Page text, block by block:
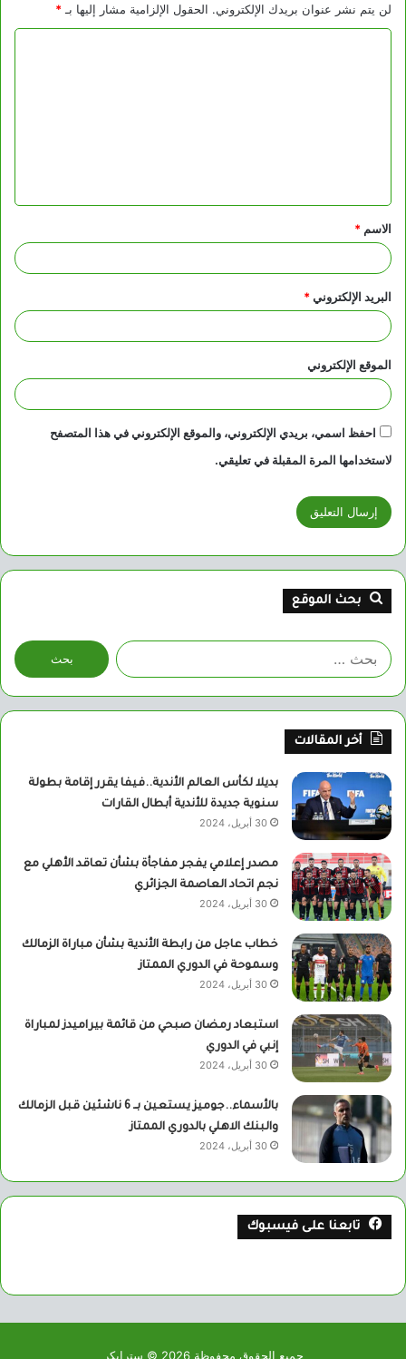
لن يتم نشر عنوان بريدك الإلكتروني. الحقول الإلزامية مشار إليها بـ *
ق
*
الاسم *
البريد الإلكتروني*
الموقع الإلكتروني
احفظ اسمي، بريدي الإلكتروني، والموقع الإلكتروني في هذا المتصفح
لاستخدامها المرة المقبلة في تعليقي.
بحث الموقع
البحث
عن:
أخر المقالات
بديلا لكأس العالم الأندية..فيفا يقرر إقامة بطولة
سنوية جديدة للأندية أبطال القارات
30 أبريل، 2024
مصدر إعلامي يفجر مفاجأة بشأن تعاقد الأهلي مع
نجم اتحاد العاصمة الجزائري
30 أبريل، 2024
خطاب عاجل من رابطة الأندية بشأن مباراة الزمالك
وسموحة في الدوري الممتاز
30 أبريل، 2024
استبعاد رمضان صبحي من قائمة بيراميدز لمباراة
إنبي في الدوري
30 أبريل، 2024
بالأسماء..جوميز يستعين بــ 6 ناشئين قبل الزمالك
والبنك الاهلي بالدوري الممتاز
30 أبريل، 2024
تابعنا على فيسبوك
جميع الحقوق محفوظة 2026 © سترايكر